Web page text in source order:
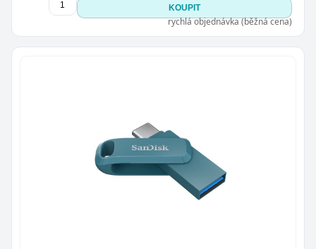
KOUPIT
rychlá objednávka (běžná cena)